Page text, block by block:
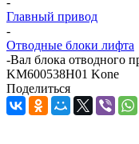
Главный привод
-
Отводные блоки лифта
-Вал блока отводного
KM600538H01 Kone
Поделиться